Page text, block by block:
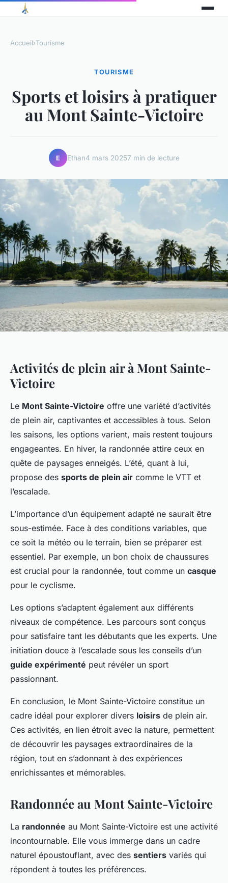
Accueil›Tourisme
TOURISME
Sports et loisirs à pratiquer
au Mont Sainte-Victoire
E Ethan4 mars 20257 min de lecture
Activités de plein air à Mont Sainte-
Victoire
Le Mont Sainte-Victoire offre une variété d’activités
de plein air, captivantes et accessibles à tous. Selon
les saisons, les options varient, mais restent toujours
engageantes. En hiver, la randonnée attire ceux en
quête de paysages enneigés. L’été, quant à lui,
propose des sports de plein air comme le VTT et
l’escalade.
L’importance d’un équipement adapté ne saurait être
sous-estimée. Face à des conditions variables, que
ce soit la météo ou le terrain, bien se préparer est
essentiel. Par exemple, un bon choix de chaussures
est crucial pour la randonnée, tout comme un casque
pour le cyclisme.
Les options s’adaptent également aux différents
niveaux de compétence. Les parcours sont conçus
pour satisfaire tant les débutants que les experts. Une
initiation douce à l’escalade sous les conseils d’un
guide expérimenté peut révéler un sport
passionnant.
En conclusion, le Mont Sainte-Victoire constitue un
cadre idéal pour explorer divers loisirs de plein air.
Ces activités, en lien étroit avec la nature, permettent
de découvrir les paysages extraordinaires de la
région, tout en s’adonnant à des expériences
enrichissantes et mémorables.
Randonnée au Mont Sainte-Victoire
La randonnée au Mont Sainte-Victoire est une activité
incontournable. Elle vous immerge dans un cadre
naturel époustouflant, avec des sentiers variés qui
répondent à toutes les préférences.